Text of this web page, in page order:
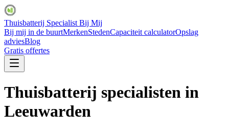
Thuisbatterij Specialist Bij Mij
Bij mij in de buurtMerkenStedenCapaciteit calculatorOpslag
adviesBlog
Gratis offertes
Thuisbatterij specialisten in
Leeuwarden